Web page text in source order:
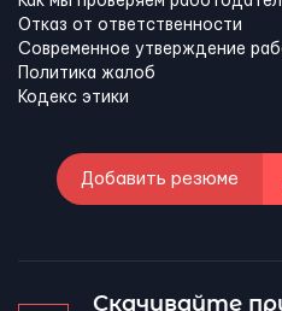
Отказ от ответственности
Современное утверждение
Политика жалоб
Кодекс этики
Добавить резюме
Скачивайте